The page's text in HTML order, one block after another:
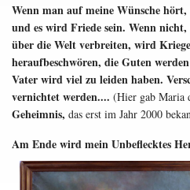
Wenn man auf meine Wünsche
und es wird Friede sein. Wenn
über die Welt verbreiten, wird
heraufbeschwören, die Guten
Vater wird viel zu leiden haben.
vernichtet werden.... (Hier gab Maria
Geheimnis, das erst im Jahr 2000
Am Ende wird mein Unbeflecktes